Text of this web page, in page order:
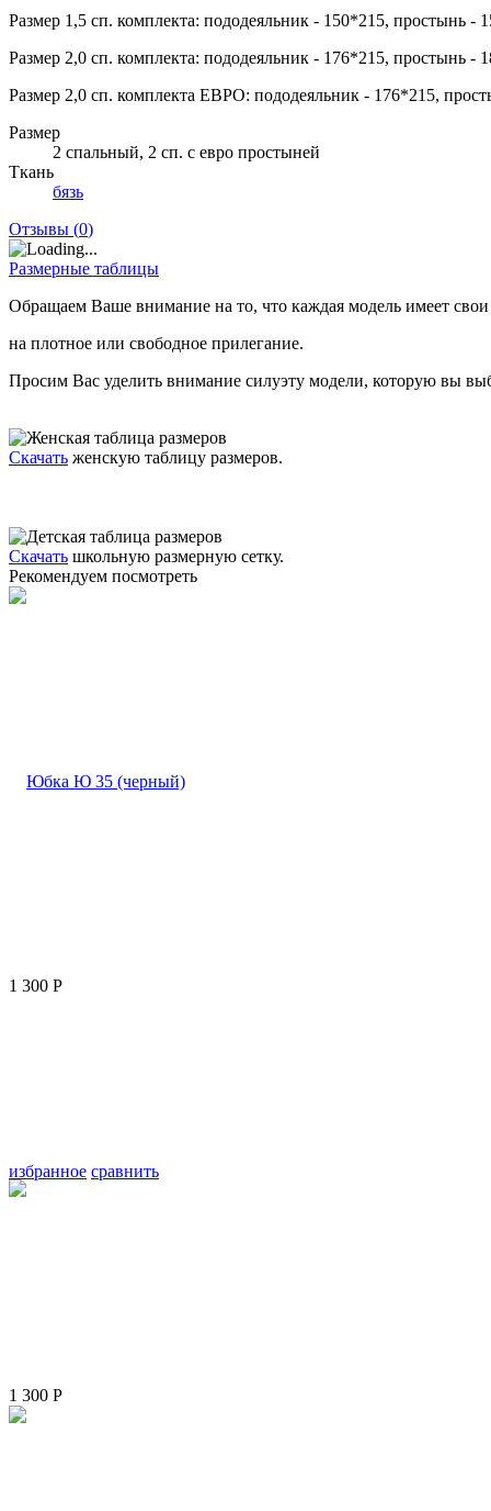
Размер 1,5 сп. комплекта: пододеяльник - 150*215, простынь -
Размер 2,0 сп. комплекта: пододеяльник - 176*215, простынь -
Размер 2,0 сп. комплекта ЕВРО: пододеяльник - 176*215,
Размер
2 спальный, 2 сп. с евро простыней
Ткань
бязь
Отзывы (0)
Размерные таблицы
Обращаем Ваше внимание на то, что каждая модель имеет
на плотное или свободное прилегание.
Просим Вас уделить внимание силуэту модели, которую вы
Скачать женскую таблицу размеров.
Скачать школьную размерную сетку.
Рекомендуем посмотреть
избранное сравнить
1 300 Р
1 300 Р